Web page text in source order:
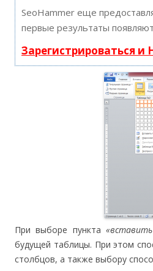
SeoHammer еще
первые результаты
Зарегистрироваться
При выборе пункта
будущей таблицы. При этом
столбцов, а также выбору